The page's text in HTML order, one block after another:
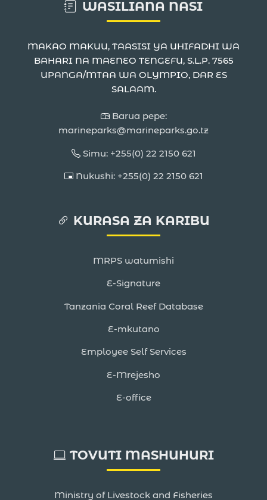
WASILIANA NASI
MAKAO MAKUU, TAASISI YA UHIFADHI WA
BAHARI NA MAENEO TENGEFU, S.L.P. 7565
UPANGA/MTAA WA OLYMPIO, DAR ES
SALAAM.
Barua pepe:
marineparks@marineparks.go.tz
Simu: +255(0) 22 2150 621
Nukushi: +255(0) 22 2150 621
KURASA ZA KARIBU
MRPS watumishi
E-Signature
Tanzania Coral Reef Database
E-mkutano
Employee Self Services
E-Mrejesho
E-office
TOVUTI MASHUHURI
Ministry of Livestock and Fisheries